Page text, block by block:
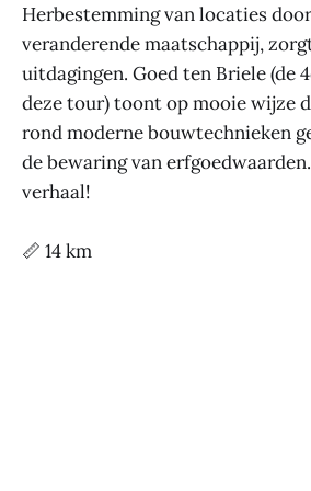
Herbestemming van locaties
veranderende maatschappij,
uitdagingen. Goed ten Briele (de
deze tour) toont op mooie wijze
rond moderne bouwtechnieken
de bewaring van
verhaal!
📏 14 km